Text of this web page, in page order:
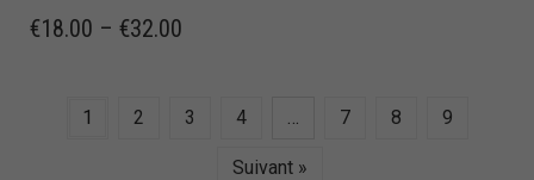
€18.00 – €32.00
1 2 3 4 … 7 8 9
Suivant »